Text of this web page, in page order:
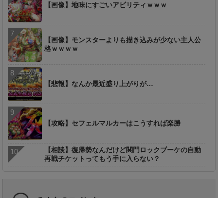
【画像】地味にすごいアビリティｗｗｗ
【画像】モンスターよりも描き込みが少ない主人公
格ｗｗｗｗ
【悲報】なんか最近盛り上がりが…
【攻略】セフェルマルカーはこうすれば楽勝
【相談】復帰勢なんだけど関門ロックブーケの自動
再戦チケットってもう手に入らない？